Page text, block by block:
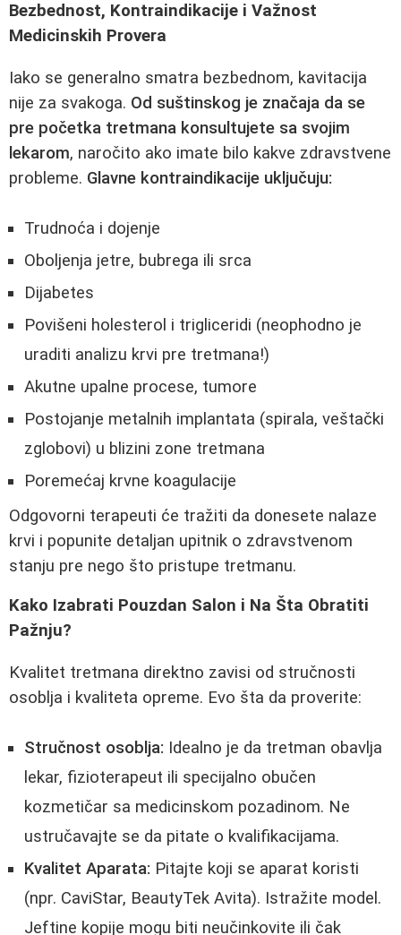
Bezbednost, Kontraindikacije i Važnost
Medicinskih Provera
Iako se generalno smatra bezbednom, kavitacija
nije za svakoga. Od suštinskog je značaja da se
pre početka tretmana konsultujete sa svojim
lekarom, naročito ako imate bilo kakve zdravstvene
probleme. Glavne kontraindikacije uključuju:
Trudnoća i dojenje
Oboljenja jetre, bubrega ili srca
Dijabetes
Povišeni holesterol i trigliceridi (neophodno je
uraditi analizu krvi pre tretmana!)
Akutne upalne procese, tumore
Postojanje metalnih implantata (spirala, veštački
zglobovi) u blizini zone tretmana
Poremećaj krvne koagulacije
Odgovorni terapeuti će tražiti da donesete nalaze
krvi i popunite detaljan upitnik o zdravstvenom
stanju pre nego što pristupe tretmanu.
Kako Izabrati Pouzdan Salon i Na Šta Obratiti
Pažnju?
Kvalitet tretmana direktno zavisi od stručnosti
osoblja i kvaliteta opreme. Evo šta da proverite:
Stručnost osoblja: Idealno je da tretman obavlja
lekar, fizioterapeut ili specijalno obučen
kozmetičar sa medicinskom pozadinom. Ne
ustručavajte se da pitate o kvalifikacijama.
Kvalitet Aparata: Pitajte koji se aparat koristi
(npr. CaviStar, BeautyTek Avita). Istražite model.
Jeftine kopije mogu biti neučinkovite ili čak